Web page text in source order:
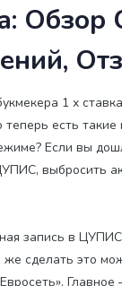
Обзор
1 х
теперь есть
Если вы
выбросить
запись в
сделать это
Главное